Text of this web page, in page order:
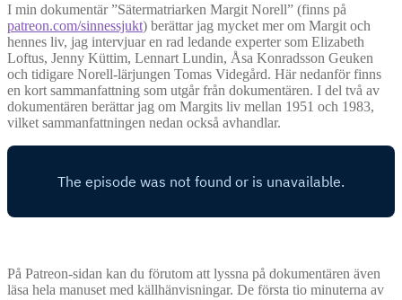
I min dokumentär ”Sätermatriarken Margit Norell” (finns på
patreon.com/sinnessjukt) berättar jag mycket mer om Margit och
hennes liv, jag intervjuar en rad ledande experter som Elizabeth
Loftus, Jenny Küttim, Lennart Lundin, Åsa Konradsson Geuken
och tidigare Norell-lärjungen Tomas Videgård. Här nedanför finns
en kort sammanfattning som utgår från dokumentären. I del två av
dokumentären berättar jag om Margits liv mellan 1951 och 1983,
vilket sammanfattningen nedan också avhandlar.
På Patreon-sidan kan du förutom att lyssna på dokumentären även
läsa hela manuset med källhänvisningar. De första tio minuterna av